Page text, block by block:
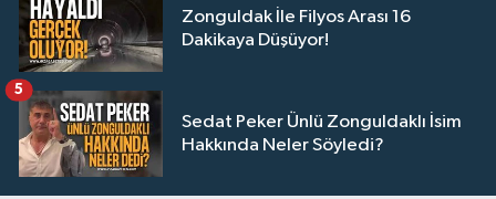
Zonguldak İle Filyos Arası 16
Dakikaya Düşüyor!
Sedat Peker Ünlü Zonguldaklı İsim
Hakkında Neler Söyledi?
5